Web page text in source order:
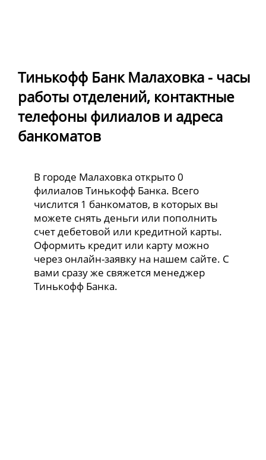
Тинькофф Банк Малаховка - часы
работы отделений, контактные
телефоны филиалов и адреса
банкоматов
В городе Малаховка открыто 0
филиалов Тинькофф Банка. Всего
числится 1 банкоматов, в которых вы
можете снять деньги или пополнить
счет дебетовой или кредитной карты.
Оформить кредит или карту можно
через онлайн-заявку на нашем сайте. С
вами сразу же свяжется менеджер
Тинькофф Банка.